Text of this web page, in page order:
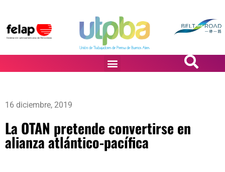
16 diciembre, 2019
La OTAN pretende convertirse en
‎alianza atlántico-pacífica